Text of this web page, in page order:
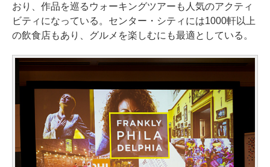
おり、作品を巡るウォーキングツアーも人気のアクティ
ビティになっている。センター・シティには1000軒以上
の飲食店もあり、グルメを楽しむにも最適としている。